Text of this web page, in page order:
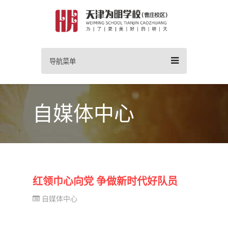
导航菜单
自媒体中心
红领巾心向党 争做新时代好队员
自媒体中心